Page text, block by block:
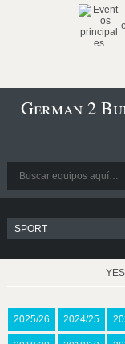
German 2
2025/26 2024/25